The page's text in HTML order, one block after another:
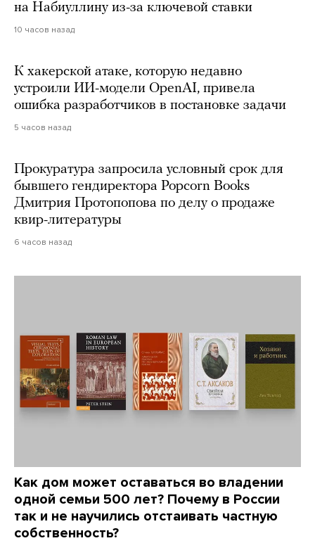
на Набиуллину из-за ключевой ставки
10 часов назад
К хакерской атаке, которую недавно
устроили ИИ-модели OpenAI, привела
ошибка разработчиков в постановке задачи
5 часов назад
Прокуратура запросила условный срок для
бывшего гендиректора Popcorn Books
Дмитрия Протопопова по делу о продаже
квир-литературы
6 часов назад
Как дом может оставаться во владении
одной семьи 500 лет? Почему в России
так и не научились отстаивать частную
собственность?